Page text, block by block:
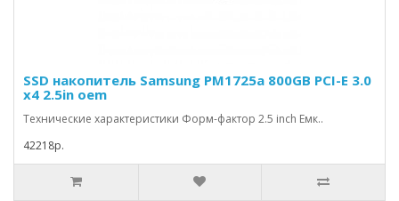
SSD накопитель Samsung PM1725a 800GB PCI-E 3.0
x4 2.5in oem
Технические характеристики Форм-фактор 2.5 inch Емк..
42218р.